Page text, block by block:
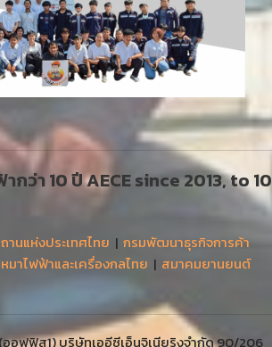
กว่า 10 ปี AECE since 2013, to 10
านแห่งประเทศไทย | กรมพัฒนาธุรกิจการค้า
มาไฟฟ้าและเครื่องกลไทย | สมาคมยานยนต์
อฟฟิส1) บริษัทเออีซีเอ็นจิเนียริงจำกัด 90/206